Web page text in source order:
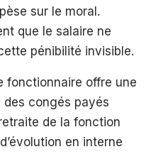
sur le moral.
que le salaire ne
pénibilité invisible.
fonctionnaire offre une
des congés payés
de la fonction
en interne